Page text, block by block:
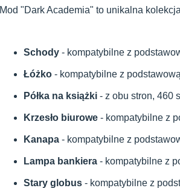
Mod "Dark Academia" to unikalna
Schody - kompatybilne z
Łóżko - kompatybilne z
Półka na książki - z obu stron, 460
Krzesło biurowe - kompatybilne z
Kanapa - kompatybilne z
Lampa bankiera - kompatybilne z
Stary globus - kompatybilne z